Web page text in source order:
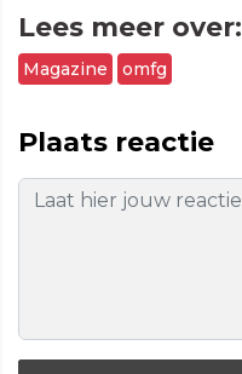
Lees meer over:
Magazine omfg
Plaats reactie